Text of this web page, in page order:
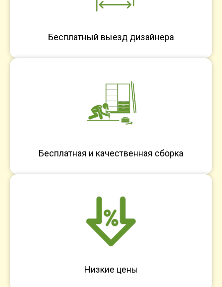
Бесплатный выезд дизайнера
Бесплатная и качественная сборка
Низкие цены